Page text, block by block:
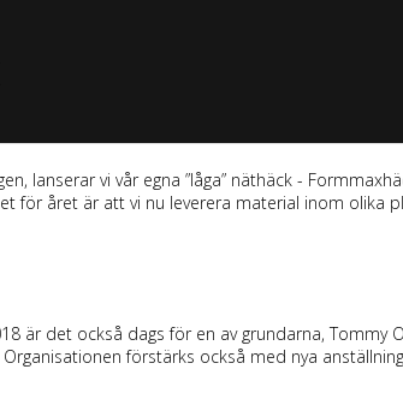
lanserar vi vår egna ”låga” näthäck -
för året är att vi nu leverera material inom olika
är det också dags för en av grundarna, Tommy
förstärks också med nya